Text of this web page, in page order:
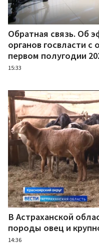
Обратная связь. Об
органов госвласти
первом полугодии
15:33
В Астраханской
породы овец и
14:36